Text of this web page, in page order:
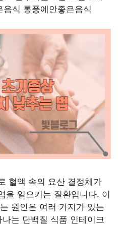
식 통풍에안좋은음식
혈액 속의 요산 결정체가
을 일으키는 질환입니다. 이
원인은 여러 가지가 있는
는 단백질 식품 인테이크